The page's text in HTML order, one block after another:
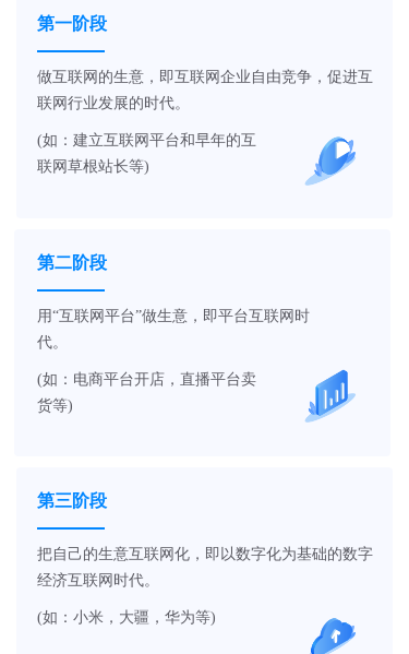
第一阶段
做互联网的生意，即互联网企业自由竞争，促进互
联网行业发展的时代。
(如：建立互联网平台和早年的互
联网草根站长等)
第二阶段
用“互联网平台”做生意，即平台互联网时
代。
(如：电商平台开店，直播平台卖
货等)
第三阶段
把自己的生意互联网化，即以数字化为基础的数字
经济互联网时代。
(如：小米，大疆，华为等)